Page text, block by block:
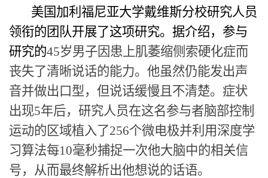
美国加利福尼亚大学戴维斯分校研究人员
领衔的团队开展了这项研究。据介绍，参与
研究的45岁男子因患上肌萎缩侧索硬化症而
丧失了清晰说话的能力。他虽然仍能发出声
音并做出口型，但说话缓慢且不清楚。症状
出现5年后，研究人员在这名参与者脑部控制
运动的区域植入了256个微电极并利用深度学
习算法每10毫秒捕捉一次他大脑中的相关信
号，从而最终解析出他想说的话语。